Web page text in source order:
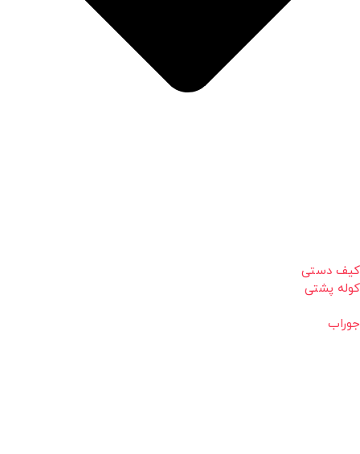
کیف دستی
کوله پشتی
جوراب